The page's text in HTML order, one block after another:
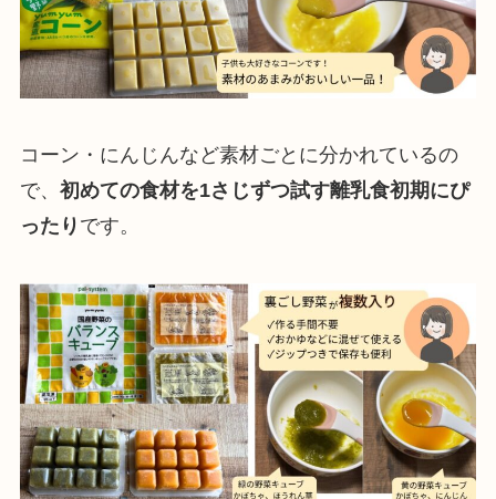
コーン・にんじんなど素材ごとに分かれているの
で、 初めての食材を1さじずつ試す離乳食初期にぴ
ったり です。